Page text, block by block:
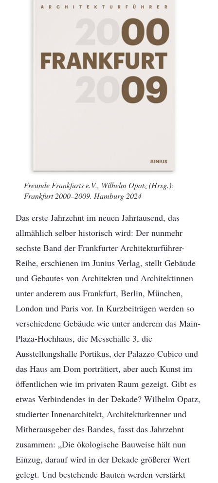
Freunde Frankfurts e.V., Wilhelm Opatz (Hrsg.):
Frankfurt 2000–2009. Hamburg 2024
Das erste Jahrzehnt im neuen Jahrtausend, das
allmählich selber historisch wird: Der nunmehr
sechste Band der Frankfurter Architekturführer-
Reihe, erschienen im Junius Verlag, stellt Gebäude
und Gebautes von Architekten und Architektinnen
unter anderem aus Frankfurt, Berlin, München,
London und Paris vor. In Kurzbeiträgen werden so
verschiedene Gebäude wie unter anderem das Main-
Plaza-Hochhaus, die Messehalle 3, die
Ausstellungshalle Portikus, der Palazzo Cubico und
das Haus am Dom porträtiert, aber auch Kunst im
öffentlichen wie im privaten Raum gezeigt. Gibt es
etwas Verbindendes in der Dekade? Wilhelm Opatz,
studierter Innenarchitekt, Architekturkenner und
Mitherausgeber des Bandes, fasst das Jahrzehnt
zusammen: „Die ökologische Bauweise hält nun
Einzug, darauf wird in der Dekade größerer Wert
gelegt. Und bestehende Bauten werden verstärkt